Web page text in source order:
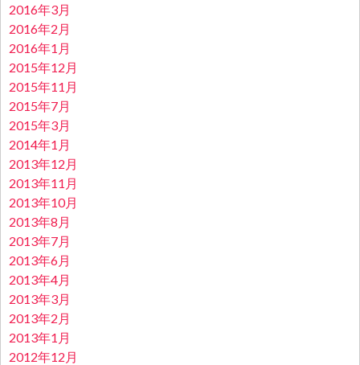
2016年3月
2016年2月
2016年1月
2015年12月
2015年11月
2015年7月
2015年3月
2014年1月
2013年12月
2013年11月
2013年10月
2013年8月
2013年7月
2013年6月
2013年4月
2013年3月
2013年2月
2013年1月
2012年12月